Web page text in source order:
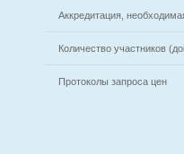
Аккредитация,
Количество участников
Протоколы запроса цен